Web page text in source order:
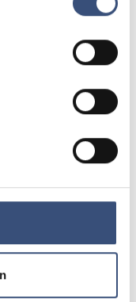
om een leuk
ergens ziet: laat
advertentie?
goed of kom je een
ons weten via
er graag naar.